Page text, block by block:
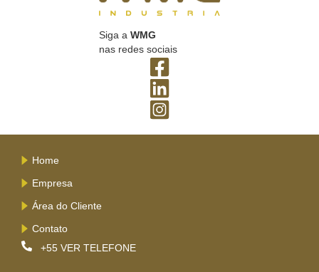
Siga a WMG
nas redes sociais
Home
Empresa
Área do Cliente
Contato
+55 VER TELEFONE